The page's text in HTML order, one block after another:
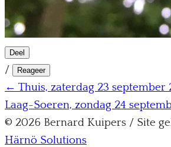
Deel
/ Reageer
← Thuis, zaterdag 23 september
Laag-Soeren, zondag 24
© 2026 Bernard Kuipers / Site
Härnö Solutions